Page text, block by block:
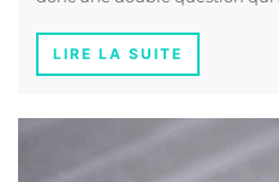
LIRE LA SUITE